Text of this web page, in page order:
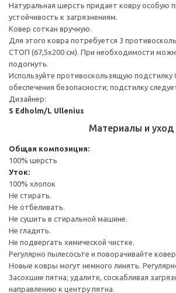
Натуральная шерсть придает ковру особую
устойчивость к загрязнениям.
Ковер соткан вручную.
Для этого ковра потребуется 3
СТОП (67,5x200 см). При необходимости
подогнуть.
Используйте противоскользящую
обеспечения безопасности; подстилку
Дизайнер:
S Edholm/L Ullenius
Материалы и уход
Общая композиция:
100% шерсть
Уток:
100% хлопок
Не стирать.
Не отбеливать.
Не сушить в стиральной машине.
Не гладить.
Не подвергать химической чистке.
Регулярно пылесосьте и поворачивайте ковер.
Новые ковры могут немного линять.
Засохшие пятна; удалите, соскабливая
направлению к центру пятна.